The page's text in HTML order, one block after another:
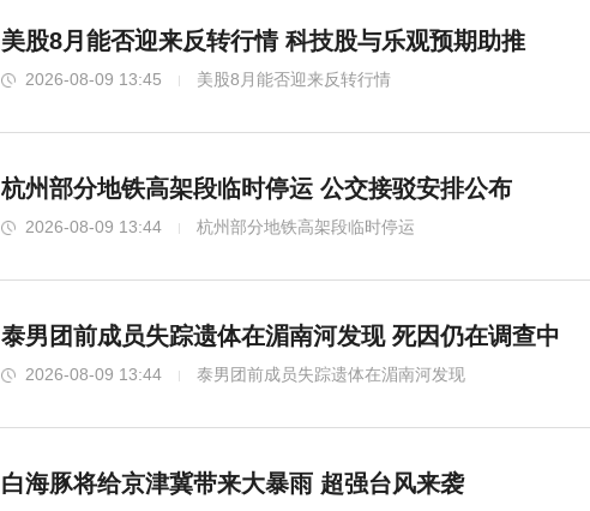
美股8月能否迎来反转行情 科技股与乐观预期助推
2026-08-09 13:45 美股8月能否迎来反转行情
杭州部分地铁高架段临时停运 公交接驳安排公布
2026-08-09 13:44 杭州部分地铁高架段临时停运
泰男团前成员失踪遗体在湄南河发现 死因仍在调查中
2026-08-09 13:44 泰男团前成员失踪遗体在湄南河发现
白海豚将给京津冀带来大暴雨 超强台风来袭